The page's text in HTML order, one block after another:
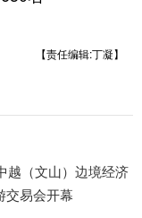
【责任编辑:丁凝】
越（文山）边境经济
交易会开幕